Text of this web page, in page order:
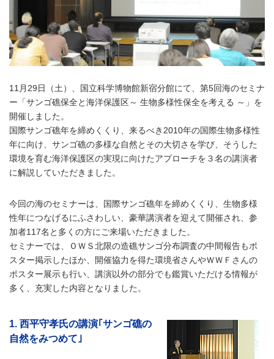
11月29日（土）、国立科学博物館新宿分館にて、第5回海のセミナ
ー「サンゴ礁保全と海洋保護区～ 生物多様性保全を考える ～」を
開催しました。
国際サンゴ礁年を締めくくり、来るべき2010年の国際生物多様性
年に向け、サンゴ礁の多様な自然とその大切さを学び、そうした
環境を育む海洋保護区の実現に向けたアプローチを３名の講演者
に解説していただきました。
今回の海のセミナーは、国際サンゴ礁年を締めくくり、生物多様
性年につなげるにふさわしい、豪華講演者を迎えて開催され、参
加者117名と多くの方にご来場いただきました。
セミナーでは、ＯＷＳ北限の造礁サンゴ分布調査の中間報告もポ
スター掲示したほか、開催協力を得た環境省さんやＷＷＦさんの
ポスター展示も行い、講演以外の部分でも鑑賞いただける情報が
多く、充実した内容となりました。
1. 西平守孝氏の講演｢サンゴ礁の
自然をみつめて｣